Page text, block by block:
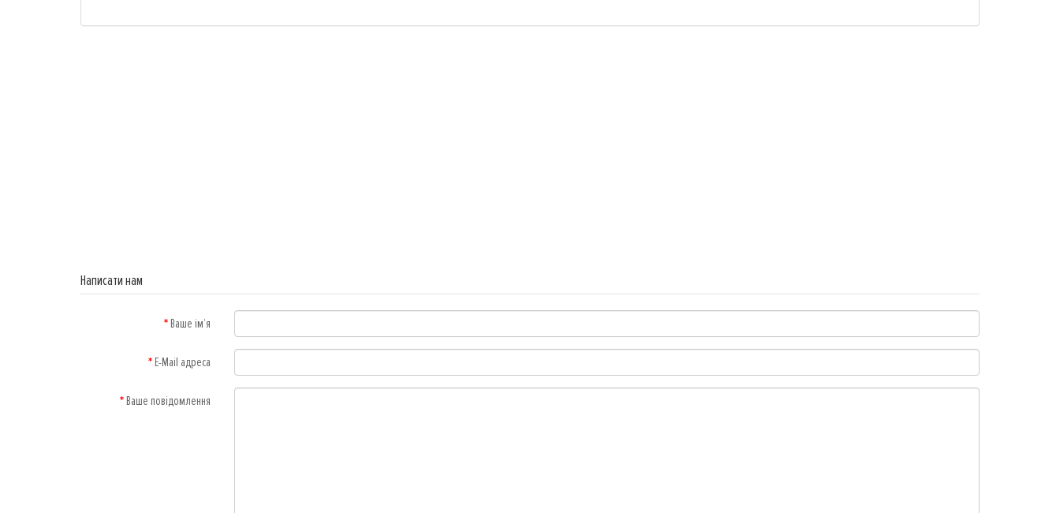
Написати нам
Ваше ім’я
E-Mail адреса
Ваше повідомлення